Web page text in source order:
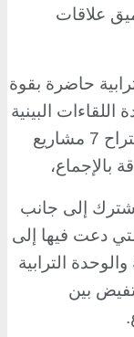
علاقات
حاضرة بقوة
البينية
التي عقدها الدكتور الكثيري حيث تم اقتراح 7 مشاريع
بالإجماع،
إلى جانب
دعت فيها إلى
الترابية
بين
.